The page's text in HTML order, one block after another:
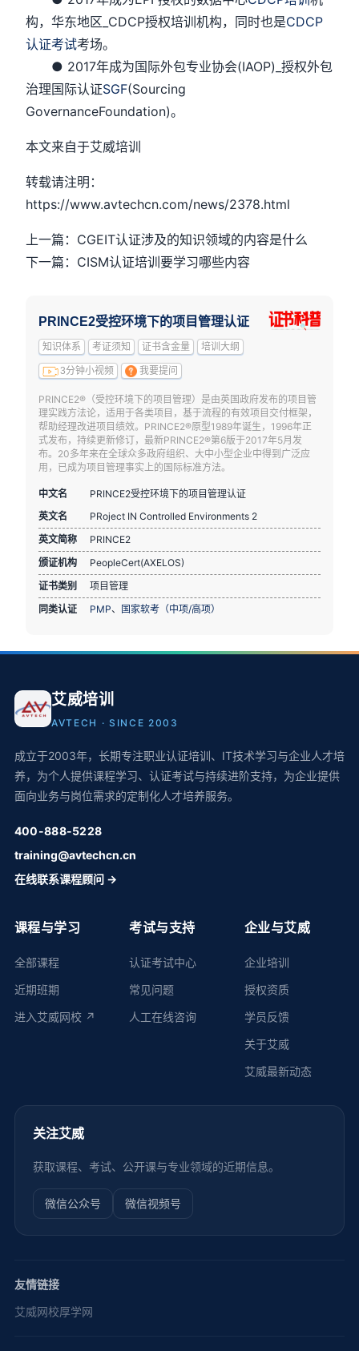
构，华东地区_CDCP授权培训机构，同时也是CDCP
认证考试考场。
● 2017年成为国际外包专业协会(IAOP)_授权外包
治理国际认证SGF(Sourcing
GovernanceFoundation)。
本文来自于艾威培训
转载请注明：
https://www.avtechcn.com/news/2378.html
上一篇：CGEIT认证涉及的知识领域的内容是什么
下一篇：CISM认证培训要学习哪些内容
PRINCE2受控环境下的项目管理认证
知识体系 考证须知 证书含金量 培训大纲
3分钟小视频 我要提问
PRINCE2®（受控环境下的项目管理）是由英国政府发布的项目管
理实践方法论，适用于各类项目，基于流程的有效项目交付框架，
帮助经理改进项目绩效。PRINCE2®原型1989年诞生，1996年正
式发布，持续更新修订，最新PRINCE2®第6版于2017年5月发
布。20多年来在全球众多政府组织、大中小型企业中得到广泛应
用，已成为项目管理事实上的国际标准方法。
中文名
PRINCE2受控环境下的项目管理认证
英文名
PRoject IN Controlled Environments 2
英文简称
PRINCE2
颁证机构
PeopleCert(AXELOS)
证书类别
项目管理
同类认证
PMP、 国家软考（中项/高项）
艾威培训
AVTECH · SINCE 2003
成立于2003年，长期专注职业认证培训、IT技术学习与企业人才培
养，为个人提供课程学习、认证考试与持续进阶支持，为企业提供
面向业务与岗位需求的定制化人才培养服务。
400-888-5228
training@avtechcn.cn
在线联系课程顾问 →
课程与学习
全部课程
近期班期
进入艾威网校 ↗
考试与支持
认证考试中心
常见问题
人工在线咨询
企业与艾威
企业培训
授权资质
学员反馈
关于艾威
艾威最新动态
关注艾威
获取课程、考试、公开课与专业领域的近期信息。
微信公众号 微信视频号
友情链接
艾威网校厚学网